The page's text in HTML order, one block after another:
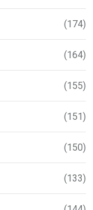
(174)
(164)
(155)
(151)
(150)
(133)